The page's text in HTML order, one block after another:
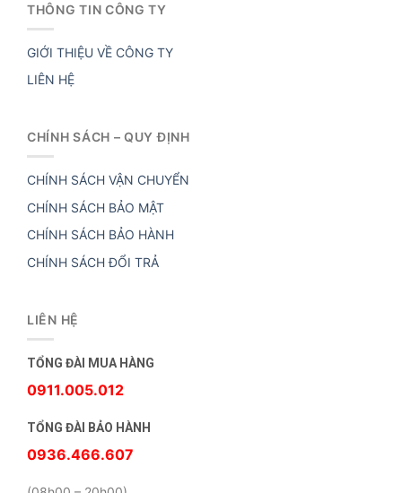
THÔNG TIN CÔNG TY
GIỚI THIỆU VỀ CÔNG TY
LIÊN HỆ
CHÍNH SÁCH – QUY ĐỊNH
CHÍNH SÁCH VẬN CHUYỂN
CHÍNH SÁCH BẢO MẬT
CHÍNH SÁCH BẢO HÀNH
CHÍNH SÁCH ĐỔI TRẢ
LIÊN HỆ
TỔNG ĐÀI MUA HÀNG
0911.005.012
TỔNG ĐÀI BẢO HÀNH
0936.466.607